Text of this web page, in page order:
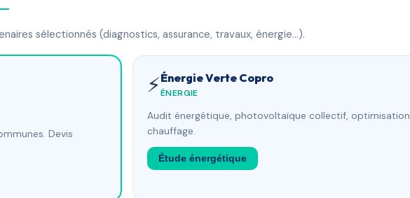
sélectionnés (diagnostics, assurance, travaux, énergie…).
Devis
⚡Énergie Verte Copro
ÉNERGIE
Audit énergétique, photovoltaïque collectif, optimisation
chauffage.
Étude énergétique